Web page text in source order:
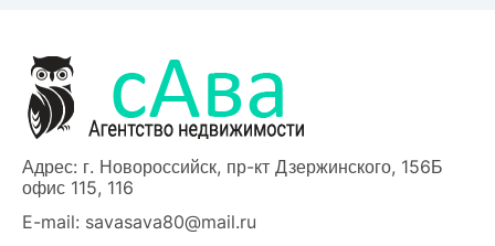
Адрес: г. Новороссийск, пр-кт Дзержинского, 156Б
офис 115, 116
E-mail: savasava80@mail.ru